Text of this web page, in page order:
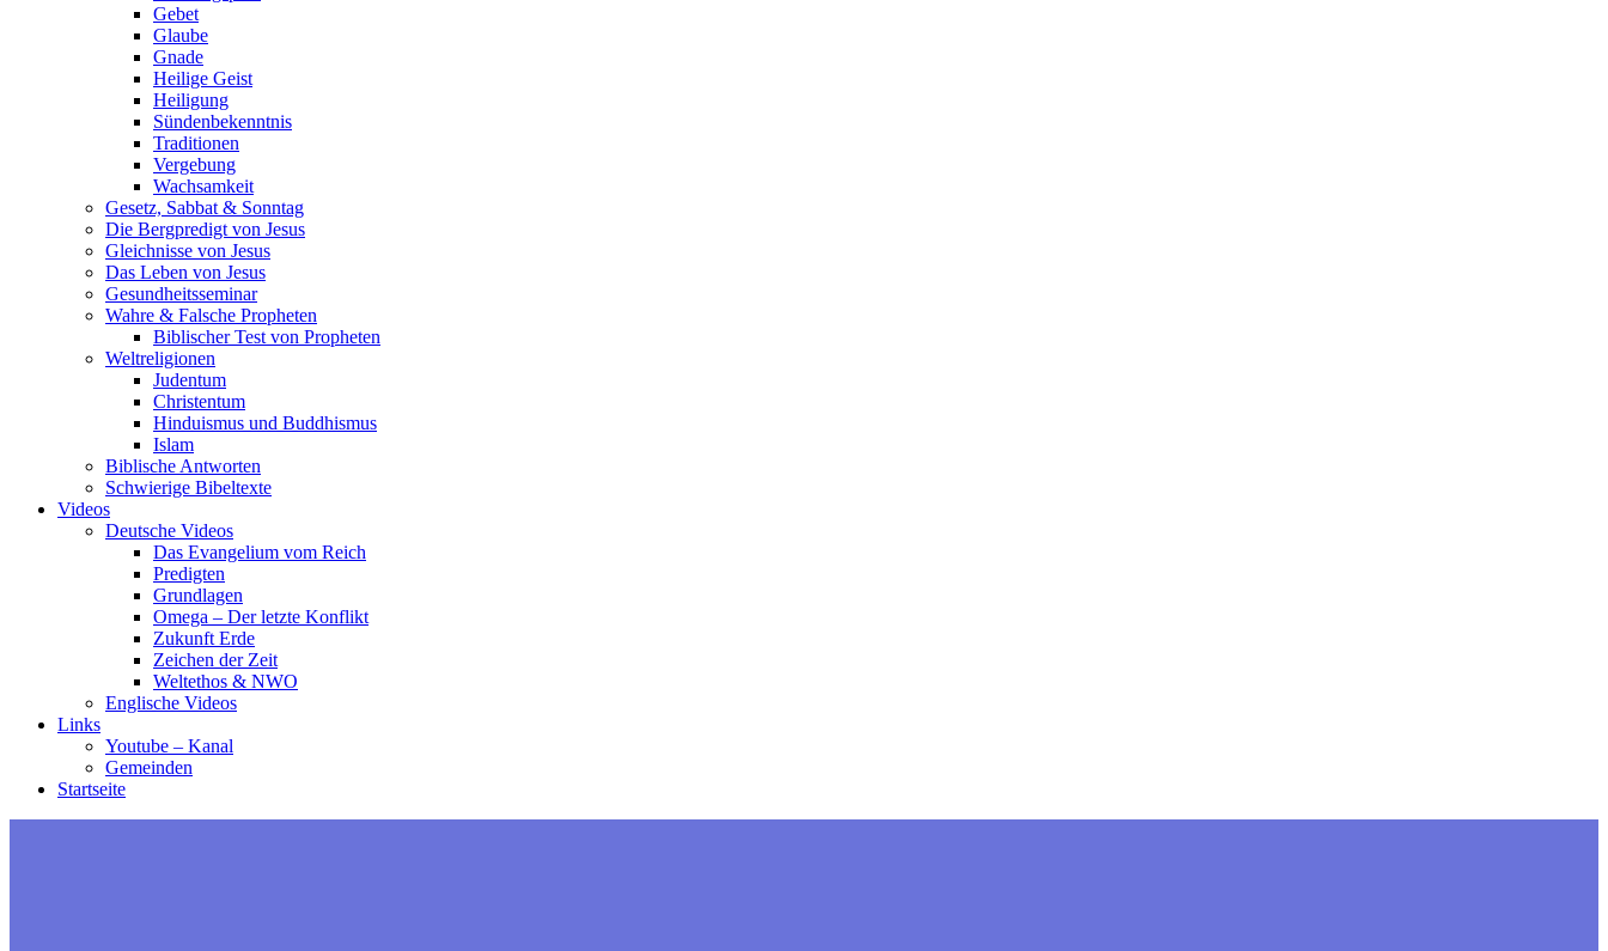
Gebet
Glaube
Gnade
Heilige Geist
Heiligung
Sündenbekenntnis
Traditionen
Vergebung
Wachsamkeit
Gesetz, Sabbat & Sonntag
Die Bergpredigt von Jesus
Gleichnisse von Jesus
Das Leben von Jesus
Gesundheitsseminar
Wahre & Falsche Propheten
Biblischer Test von Propheten
Weltreligionen
Judentum
Christentum
Hinduismus und Buddhismus
Islam
Biblische Antworten
Schwierige Bibeltexte
Videos
Deutsche Videos
Das Evangelium vom Reich
Predigten
Grundlagen
Omega – Der letzte Konflikt
Zukunft Erde
Zeichen der Zeit
Weltethos & NWO
Englische Videos
Links
Youtube – Kanal
Gemeinden
Startseite